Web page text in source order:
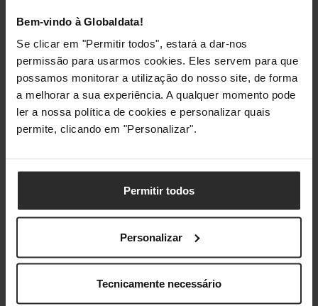
Bem-vindo à Globaldata!
Se clicar em "Permitir todos", estará a dar-nos
permissão para usarmos cookies. Eles servem para que
possamos monitorar a utilização do nosso site, de forma
a melhorar a sua experiência. A qualquer momento pode
ler a nossa política de cookies e personalizar quais
permite, clicando em "Personalizar".
Permitir todos
Personalizar
Tecnicamente necessário
Classificações